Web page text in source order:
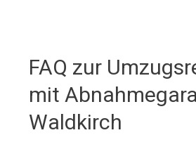
FAQ zur
mit
Waldkirch